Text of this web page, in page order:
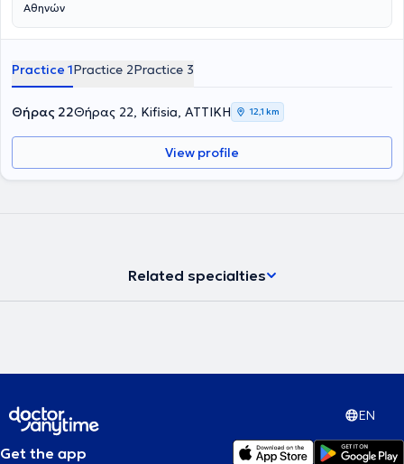
Αθηνών
Practice 1Practice 2Practice 3
Θήρας 22Θήρας 22, Kifisia, ΑΤΤΙΚΗ 12,1 km
View profile
Related specialties
EN
Get the app